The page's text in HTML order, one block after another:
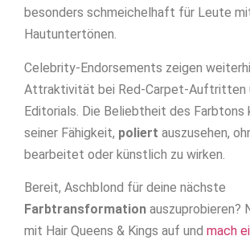
besonders schmeichelhaft für Leute
Hautuntertönen.
Celebrity-Endorsements zeigen
Attraktivität bei Red-Carpet-Auftritten
Editorials. Die Beliebtheit des Farbtons
seiner Fähigkeit, poliert auszusehen,
bearbeitet oder künstlich zu wirken.
Bereit, Aschblond für deine nächste
Farbtransformation auszuprobieren?
mit Hair Queens & Kings auf und mach